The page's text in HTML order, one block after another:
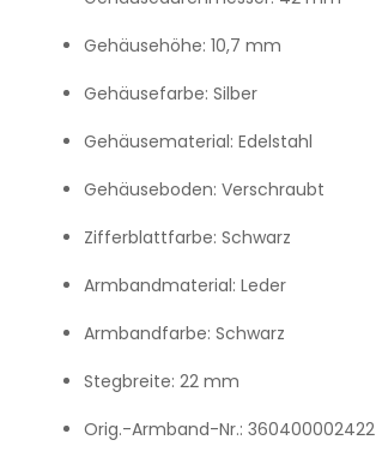
Gehäusehöhe: 10,7 mm
Gehäusefarbe: Silber
Gehäusematerial: Edelstahl
Gehäuseboden: Verschraubt
Zifferblattfarbe: Schwarz
Armbandmaterial: Leder
Armbandfarbe: Schwarz
Stegbreite: 22 mm
Orig.-Armband-Nr.: 360400002422